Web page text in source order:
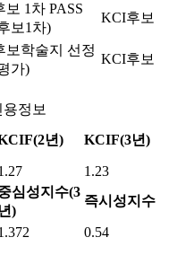
보 1차 PASS
보1차)
KCI후보
보학술지 선정
가)
KCI후보
정보
년) KCIF(3년)
1.23
심성지수(3
년)
즉시성지수
0.54